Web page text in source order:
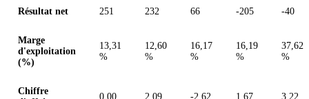
Résultat net 251 232 66 -205 -40
Marge
d'exploitation
(%)
13,31
%
12,60
%
16,17
%
16,19
%
37,62
%
Chiffre
0,00 2,09 -2,62 1,67 3,22